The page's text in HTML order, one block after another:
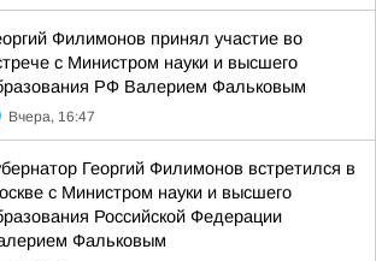
Филимонов принял участие во
с Министром науки и высшего
РФ Валерием Фальковым
Вчера, 16:47
Георгий Филимонов встретился в
с Министром науки и высшего
Российской Федерации
Фальковым